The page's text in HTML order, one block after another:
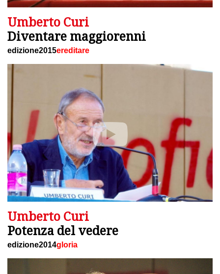
Umberto Curi
Diventare maggiorenni
edizione2015ereditare
Umberto Curi
Potenza del vedere
edizione2014gloria